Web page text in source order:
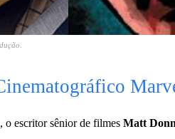
o escritor sênior de filmes Matt